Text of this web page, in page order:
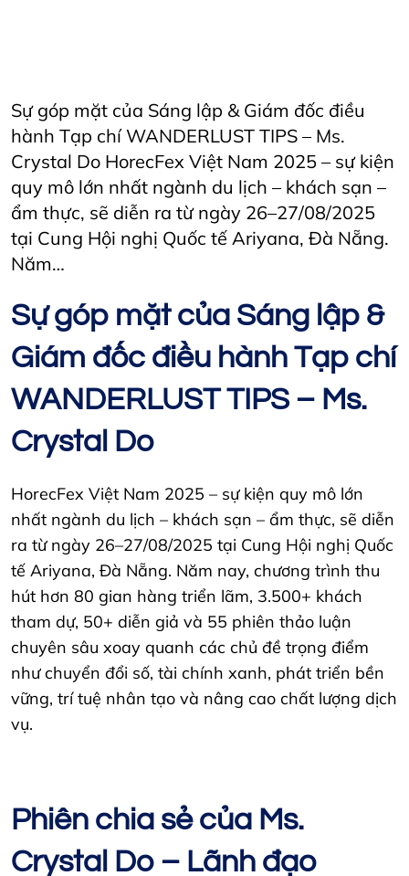
Sự góp mặt của Sáng lập & Giám đốc điều
hành Tạp chí WANDERLUST TIPS – Ms.
Crystal Do HorecFex Việt Nam 2025 – sự kiện
quy mô lớn nhất ngành du lịch – khách sạn –
ẩm thực, sẽ diễn ra từ ngày 26–27/08/2025
tại Cung Hội nghị Quốc tế Ariyana, Đà Nẵng.
Năm…
Sự góp mặt của Sáng lập &
Giám đốc điều hành Tạp chí
WANDERLUST TIPS – Ms.
Crystal Do
HorecFex Việt Nam 2025 – sự kiện quy mô lớn
nhất ngành du lịch – khách sạn – ẩm thực, sẽ diễn
ra từ ngày 26–27/08/2025 tại Cung Hội nghị Quốc
tế Ariyana, Đà Nẵng. Năm nay, chương trình thu
hút hơn 80 gian hàng triển lãm, 3.500+ khách
tham dự, 50+ diễn giả và 55 phiên thảo luận
chuyên sâu xoay quanh các chủ đề trọng điểm
như chuyển đổi số, tài chính xanh, phát triển bền
vững, trí tuệ nhân tạo và nâng cao chất lượng dịch
vụ.
Phiên chia sẻ của Ms.
Crystal Do – Lãnh đạo